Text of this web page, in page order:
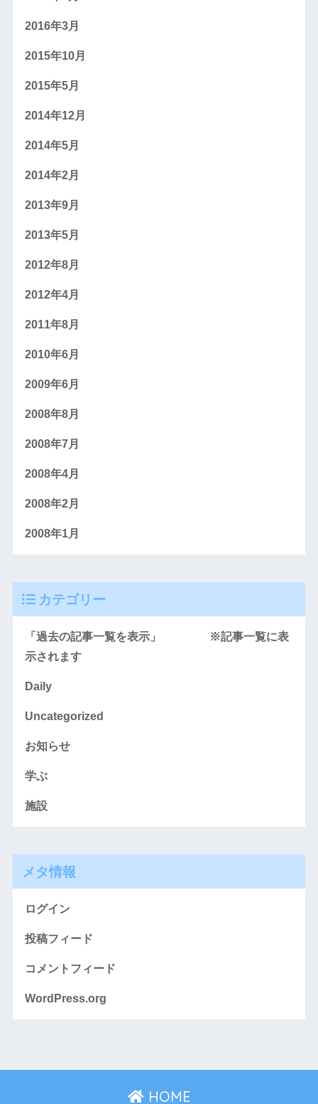
2016年3月
2015年10月
2015年5月
2014年12月
2014年5月
2014年2月
2013年9月
2013年5月
2012年8月
2012年4月
2011年8月
2010年6月
2009年6月
2008年8月
2008年7月
2008年4月
2008年2月
2008年1月
カテゴリー
「過去の記事一覧を表示」 ※記事一覧に表
示されます
Daily
Uncategorized
お知らせ
学ぶ
施設
メタ情報
ログイン
投稿フィード
コメントフィード
WordPress.org
HOME